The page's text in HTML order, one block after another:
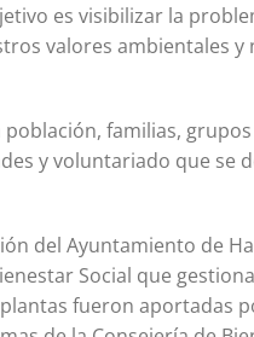
es visibilizar la
valores ambientales y
familias,
y voluntariado que se
del Ayuntamiento de
Social que
fueron aportadas